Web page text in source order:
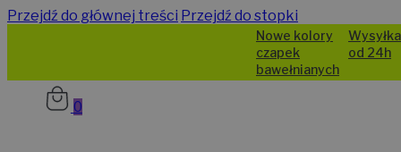
Przejdź do głównej treści Przejdź do stopki
Nowe kolory
czapek
bawełnianych
Wysyłka
od 24h
0